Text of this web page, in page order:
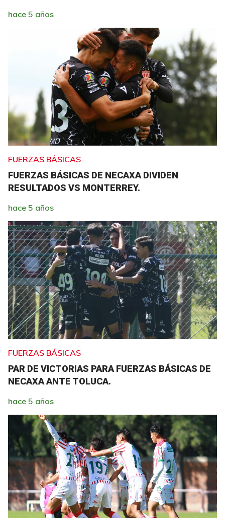
hace 5 años
FUERZAS BÁSICAS
FUERZAS BÁSICAS DE NECAXA DIVIDEN
RESULTADOS VS MONTERREY.
hace 5 años
FUERZAS BÁSICAS
PAR DE VICTORIAS PARA FUERZAS BÁSICAS DE
NECAXA ANTE TOLUCA.
hace 5 años